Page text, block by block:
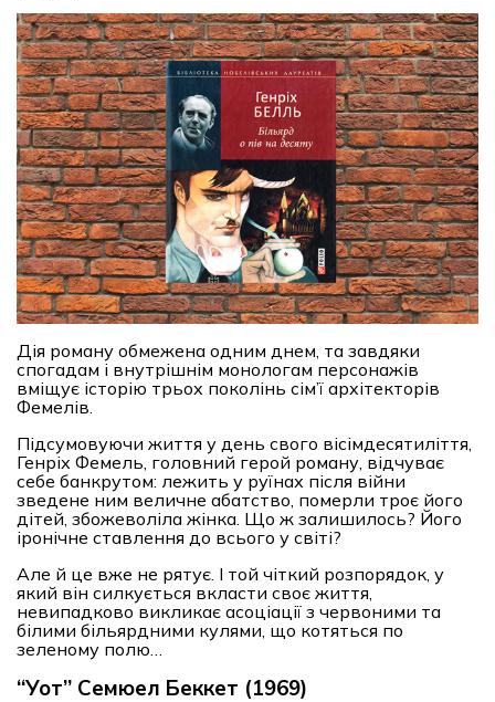
Дія роману обмежена одним днем, та завдяки
спогадам і внутрішнім монологам персонажів
вміщує історію трьох поколінь сім’ї архітекторів
Фемелів.
Підсумовуючи життя у день свого вісімдесятиліття,
Генріх Фемель, головний герой роману, відчуває
себе банкрутом: лежить у руїнах після війни
зведене ним величне абатство, померли троє його
дітей, збожеволіла жінка. Що ж залишилось? Його
іронічне ставлення до всього у світі?
Але й це вже не рятує. І той чіткий розпорядок, у
який він силкується вкласти своє життя,
невипадково викликає асоціації з червоними та
білими більярдними кулями, що котяться по
зеленому полю…
“Уот” Семюел Беккет (1969)